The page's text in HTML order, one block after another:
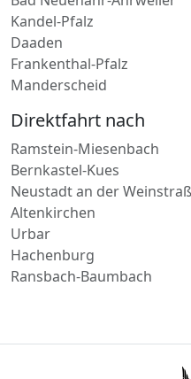
Daaden
Frankenthal-Pfalz
Manderscheid
Direktfahrt nach
Ramstein-Miesenbach
Bernkastel-Kues
Neustadt an der Weinstraße
Altenkirchen
Urbar
Hachenburg
Ransbach-Baumbach